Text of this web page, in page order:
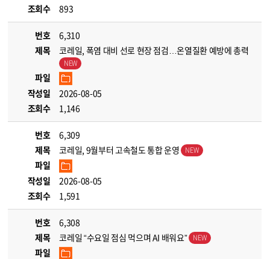
조회수
893
번호
6,310
제목
코레일, 폭염 대비 선로 현장 점검…온열질환 예방에 총력
파일
작성일
2026-08-05
조회수
1,146
번호
6,309
제목
코레일, 9월부터 고속철도 통합 운영
파일
작성일
2026-08-05
조회수
1,591
번호
6,308
제목
코레일 “수요일 점심 먹으며 AI 배워요”
파일